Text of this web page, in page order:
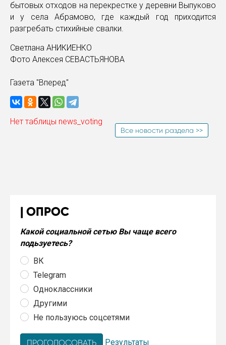
бытовых отходов на перекрестке у деревни Выпуково
и у села Абрамово, где каждый год приходится
разгребать стихийные свалки.
Светлана АНИКИЕНКО
Фото Алексея СЕВАСТЬЯНОВА
Газета "Вперед"
Нет таблицы news_voting
Все новости раздела >>
ОПРОС
Какой социальной сетью Вы чаще всего
подьзуетесь?
ВК
Telegram
Одноклассники
Другими
Не пользуюсь соцсетями
Результаты